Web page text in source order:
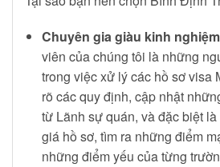
Chuyên gia giàu kinh
viên của chúng tôi là những
trong việc xử lý các hồ sơ visa
rõ các quy định, cập nhật
từ Lãnh sự quán, và đặc biệt
giá hồ sơ, tìm ra những điểm
những điểm yếu của từng